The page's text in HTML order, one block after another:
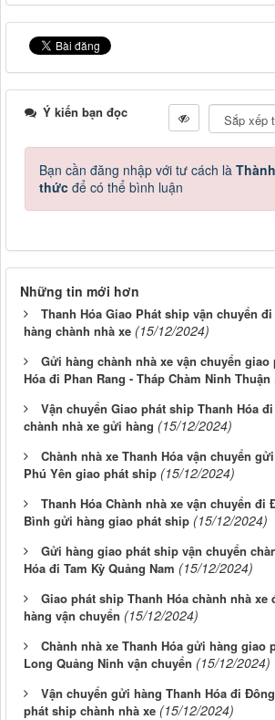
Ý kiến bạn đọc
Bạn cần đăng nhập với tư cách là
thức để có thể bình luận
Những tin mới hơn
Thanh Hóa Giao Phát ship vận chuyển
hàng chành nhà xe (15/12/2024)
Gửi hàng chành nhà xe vận chuyển giao
Hóa đi Phan Rang - Tháp Chàm Ninh Thuận
Vận chuyển Giao phát ship Thanh Hóa
chành nhà xe gửi hàng (15/12/2024)
Chành nhà xe Thanh Hóa vận chuyển
Phú Yên giao phát ship (15/12/2024)
Thanh Hóa Chành nhà xe vận chuyển đi
Bình gửi hàng giao phát ship (15/12/2024)
Gửi hàng giao phát ship vận chuyển
Hóa đi Tam Kỳ Quảng Nam (15/12/2024)
Giao phát ship Thanh Hóa chành nhà xe
hàng vận chuyển (15/12/2024)
Chành nhà xe Thanh Hóa gửi hàng giao
Long Quảng Ninh vận chuyển (15/12/2024)
Vận chuyển gửi hàng Thanh Hóa đi
phát ship chành nhà xe (15/12/2024)